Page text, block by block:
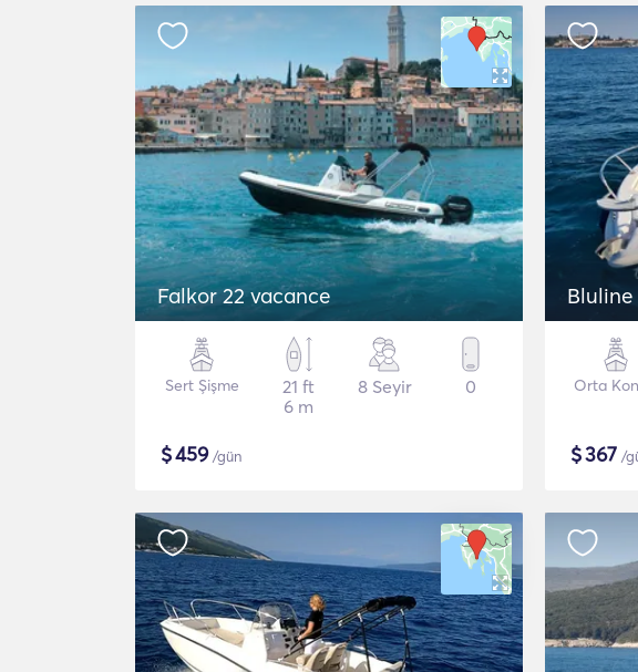
Falkor 22 vacance
Sert Şişme
21 ft
6 m
8 Seyir 0
$459/gün
Bluline
Orta
$367 /